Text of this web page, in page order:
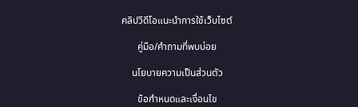
คลิปวีดีโอแนะนำการใช้เว็บไซต์
คู่มือ/คำถามที่พบบ่อย
นโยบายความเป็นส่วนตัว
ข้อกำหนดและเงื่อนไข